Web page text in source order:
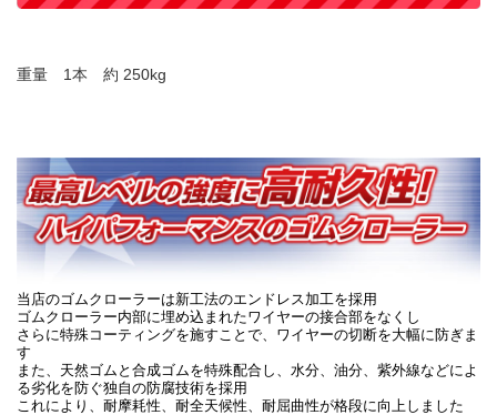
重量 1本 約 250kg
当店のゴムクローラーは新工法のエンドレス加工を採用
ゴムクローラー内部に埋め込まれたワイヤーの接合部をなくし
さらに特殊コーティングを施すことで、ワイヤーの切断を大幅に防ぎま
す
また、天然ゴムと合成ゴムを特殊配合し、水分、油分、紫外線などによ
る劣化を防ぐ独自の防腐技術を採用
これにより、耐摩耗性、耐全天候性、耐屈曲性が格段に向上しました